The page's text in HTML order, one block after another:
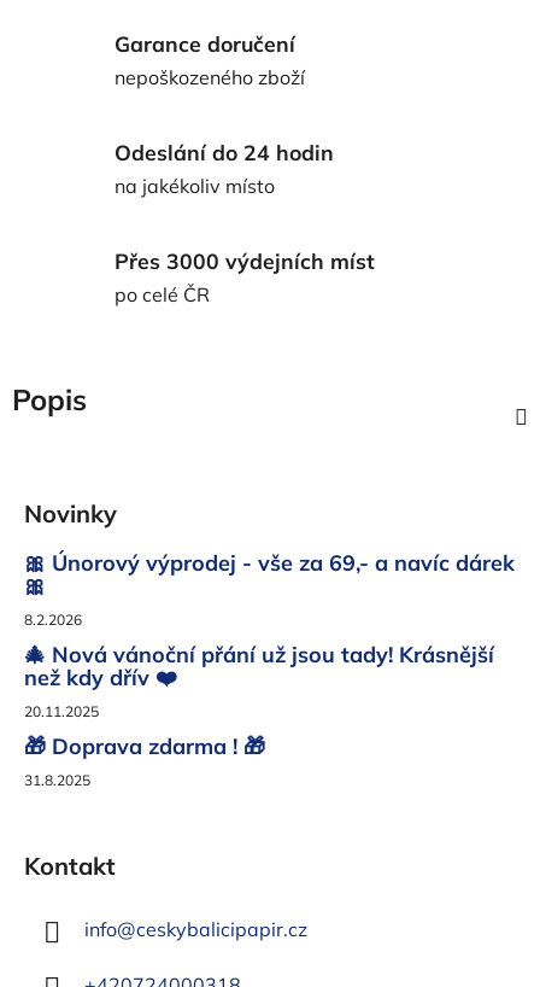
Garance doručení
nepoškozeného zboží
Odeslání do 24 hodin
na jakékoliv místo
Přes 3000 výdejních míst
po celé ČR
Popis
Novinky
🎀 Únorový výprodej - vše za 69,- a navíc dárek
🎀
8.2.2026
🎄 Nová vánoční přání už jsou tady! Krásnější
než kdy dřív ❤️
20.11.2025
🎁 Doprava zdarma ! 🎁
31.8.2025
Kontakt
info@ceskybalicipapir.cz